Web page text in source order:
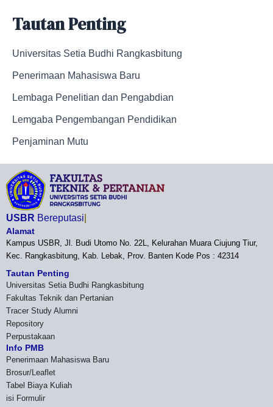
Tautan Penting
Universitas Setia Budhi Rangkasbitung
Penerimaan Mahasiswa Baru
Lembaga Penelitian dan Pengabdian
Lemgaba Pengembangan Pendidikan
Penjaminan Mutu
USBR Bereputasi
Alamat
Kampus USBR, Jl. Budi Utomo No. 22L, Kelurahan Muara Ciujung Tiur,
Kec. Rangkasbitung, Kab. Lebak, Prov. Banten Kode Pos : 42314
Tautan Penting
Universitas Setia Budhi Rangkasbitung
Fakultas Teknik dan Pertanian
Tracer Study Alumni
Repository
Perpustakaan
Info PMB
Penerimaan Mahasiswa Baru
Brosur/Leaflet
Tabel Biaya Kuliah
isi Formulir